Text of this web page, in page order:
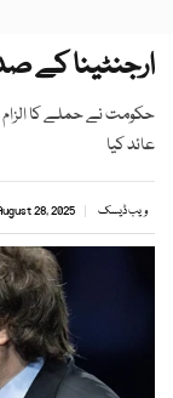
ارجنٹینا کے
حکومت نے حملے کا
عائد کیا
ویب ڈیسک 28, 2025